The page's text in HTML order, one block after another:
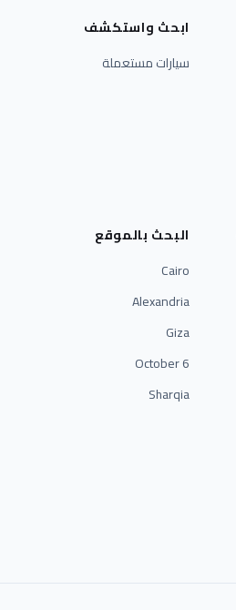
ابحث واستكشف
سيارات مستعملة
البحث بالموقع
Cairo
Alexandria
Giza
6 October
Sharqia